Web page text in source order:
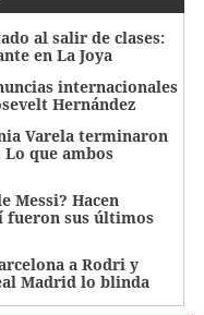
al salir de clases:
en La Joya
internacionales
Hernández
Varela terminaron
Lo que ambos
Messi? Hacen
fueron sus últimos
a Rodri y
Madrid lo blinda